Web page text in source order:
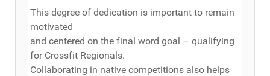
This degree of dedication is important to remain
motivated
and centered on the final word goal – qualifying
for Crossfit Regionals.
Collaborating in native competitions also helps